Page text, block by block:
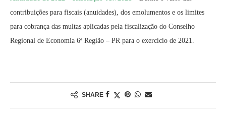
contribuições para fiscais (anuidades), dos emolumentos e os limites
para cobrança das multas aplicadas pela fiscalização do Conselho
Regional de Economia 6ª Região – PR para o exercício de 2021.
SHARE